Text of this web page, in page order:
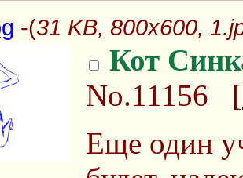
-(31 KB, 800x600,
Кот
No.11156 [
Еще один